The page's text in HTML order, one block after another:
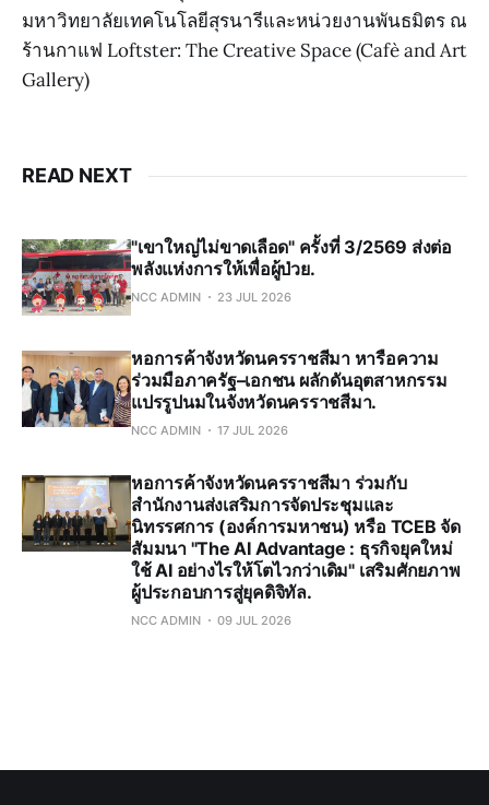
มหาวิทยาลัยเทคโนโลยีสุรนารีและหน่วยงานพันธมิตร ณ
ร้านกาแฟ Loftster: The Creative Space (Cafè and Art
Gallery)
READ NEXT
"เขาใหญ่ไม่ขาดเลือด" ครั้งที่ 3/2569 ส่งต่อ
พลังแห่งการให้เพื่อผู้ป่วย.
NCC ADMIN 23 JUL 2026
หอการค้าจังหวัดนครราชสีมา หารือความ
ร่วมมือภาครัฐ–เอกชน ผลักดันอุตสาหกรรม
แปรรูปนมในจังหวัดนครราชสีมา.
NCC ADMIN 17 JUL 2026
หอการค้าจังหวัดนครราชสีมา ร่วมกับ
สำนักงานส่งเสริมการจัดประชุมและ
นิทรรศการ (องค์การมหาชน) หรือ TCEB จัด
สัมมนา "The AI Advantage : ธุรกิจยุคใหม่
ใช้ AI อย่างไรให้โตไวกว่าเดิม" เสริมศักยภาพ
ผู้ประกอบการสู่ยุคดิจิทัล.
NCC ADMIN 09 JUL 2026